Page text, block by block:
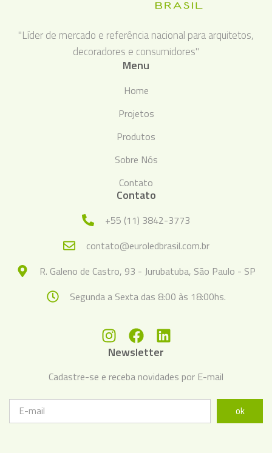
"Líder de mercado e referência nacional para arquitetos,
decoradores e consumidores"
Menu
Home
Projetos
Produtos
Sobre Nós
Contato
Contato
+55 (11) 3842-3773
contato@euroledbrasil.com.br
R. Galeno de Castro, 93 - Jurubatuba, São Paulo - SP
Segunda a Sexta das 8:00 às 18:00hs.
Newsletter
Cadastre-se e receba novidades por E-mail
ok